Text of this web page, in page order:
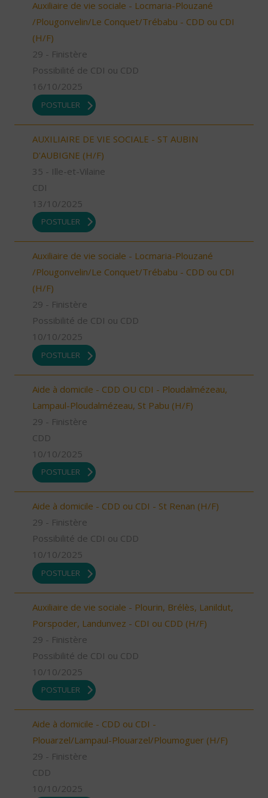
Auxiliaire de vie sociale - Locmaria-Plouzané
/Plougonvelin/Le Conquet/Trébabu - CDD ou CDI
(H/F)
29 - Finistère
Possibilité de CDI ou CDD
16/10/2025
POSTULER
AUXILIAIRE DE VIE SOCIALE - ST AUBIN
D'AUBIGNE (H/F)
35 - Ille-et-Vilaine
CDI
13/10/2025
POSTULER
Auxiliaire de vie sociale - Locmaria-Plouzané
/Plougonvelin/Le Conquet/Trébabu - CDD ou CDI
(H/F)
29 - Finistère
Possibilité de CDI ou CDD
10/10/2025
POSTULER
Aide à domicile - CDD OU CDI - Ploudalmézeau,
Lampaul-Ploudalmézeau, St Pabu (H/F)
29 - Finistère
CDD
10/10/2025
POSTULER
Aide à domicile - CDD ou CDI - St Renan (H/F)
29 - Finistère
Possibilité de CDI ou CDD
10/10/2025
POSTULER
Auxiliaire de vie sociale - Plourin, Brélès, Lanildut,
Porspoder, Landunvez - CDI ou CDD (H/F)
29 - Finistère
Possibilité de CDI ou CDD
10/10/2025
POSTULER
Aide à domicile - CDD ou CDI -
Plouarzel/Lampaul-Plouarzel/Ploumoguer (H/F)
29 - Finistère
CDD
10/10/2025